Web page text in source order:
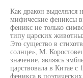
Как дракон выделялся
мифические фениксы
феникс не только
типу царских
Это существо в
солнце», М.
значение, являясь
царствовала в Китае
феникса в поэтических